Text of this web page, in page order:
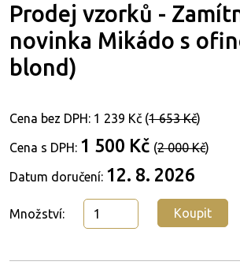
Prodej vzorků -
novinka Mikádo s
blond)
Cena bez DPH: 1 239 Kč (1 653 Kč)
Cena s DPH: 1 500 Kč (2 000 Kč)
Datum doručení: 12. 8. 2026
Množství: Koupit